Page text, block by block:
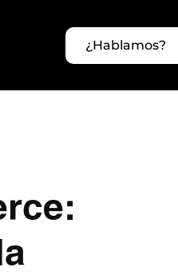
¿Hablamos?